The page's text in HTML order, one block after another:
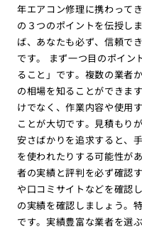
年エアコン修理に携わって
の３つのポイントを伝授し
ば、あなたも必ず、信頼で
です。 まず一つ目のポイン
ること」です。複数の業者
の相場を知ることができま
けでなく、作業内容や使用
ことが大切です。見積もり
安さばかりを追求すると、
を使われたりする可能性が
者の実績と評判を必ず確認
や口コミサイトなどを確認
の実績を確認しましょう。
です。実績豊富な業者を選